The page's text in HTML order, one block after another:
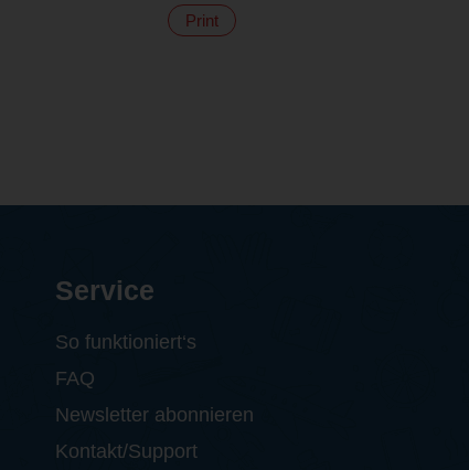
Print
Service
So funktioniert‘s
FAQ
Newsletter abonnieren
Kontakt/Support